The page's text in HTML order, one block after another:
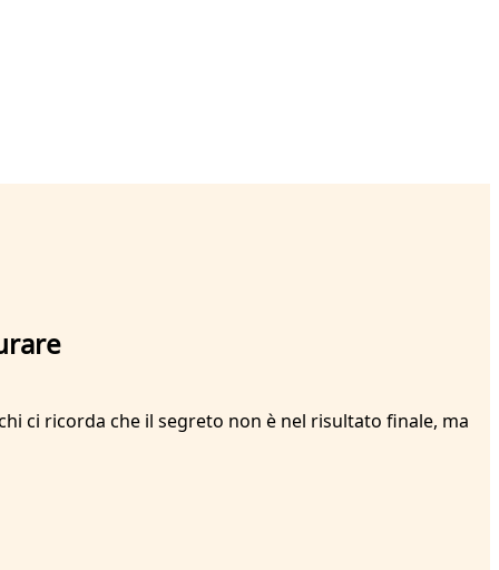
ci ricorda che il segreto non è nel risultato finale, ma